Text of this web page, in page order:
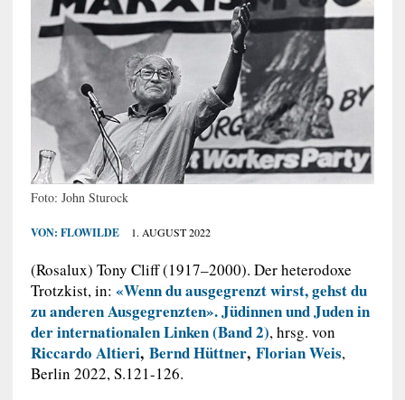
Foto: John Sturock
VON: FLOWILDE 1. AUGUST 2022
(Rosalux) Tony Cliff (1917–2000). Der heterodoxe
Trotzkist, in: «Wenn du ausgegrenzt wirst, gehst du
zu anderen Ausgegrenzten». Jüdinnen und Juden in
der internationalen Linken (Band 2), hrsg. von
Riccardo Altieri, Bernd Hüttner, Florian Weis,
Berlin 2022, S.121-126.